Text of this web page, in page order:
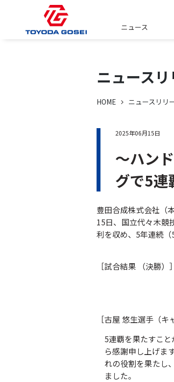
ニュース
ニュースリ
HOME ニュースリリ
2025年06月15日
～ハン
グで5連
豊田合成株式会社（
15日、国立代々木競
利を収め、5年連続（
［試合結果 （決勝）］
［古屋 悠生選手（キ
5連覇を果たすこ
ら感謝申し上げま
れの役割を果たし
ました。